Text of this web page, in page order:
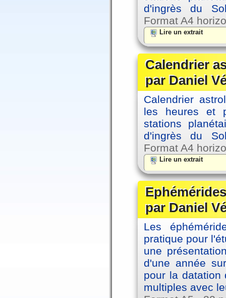
d'ingrès du
Format A4
Lire un extrait
Calendrier
par Daniel
Calendrier
les heures et
stations
d'ingrès du
Format A4
Lire un extrait
par Daniel
Les
pratique pour
une
d'une année
pour la datation
multiples avec